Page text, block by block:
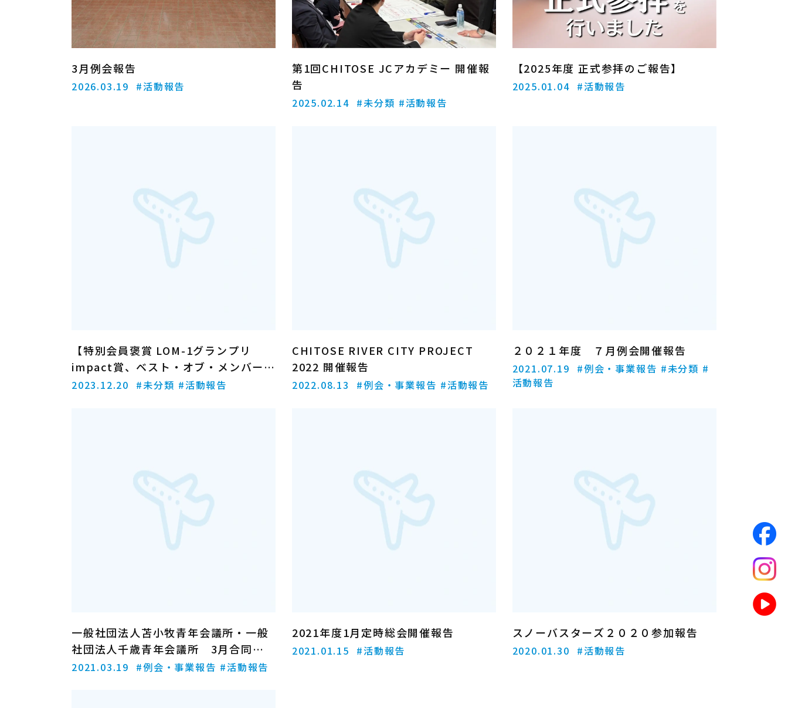
3月例会報告
2026.03.19 #活動報告
第1回CHITOSE JCアカデミー 開催報
告
2025.02.14 #未分類 #活動報告
【2025年度 正式参拝のご報告】
2025.01.04 #活動報告
【特別会員褒賞 LOM-1グランプリ
impact賞、ベスト・オブ・メンバー
賞、年間MVP 褒賞者発表の報告】
2023.12.20 #未分類 #活動報告
CHITOSE RIVER CITY PROJECT
2022 開催報告
2022.08.13 #例会・事業報告 #活動報告
２０２１年度 ７月例会開催報告
2021.07.19 #例会・事業報告 #未分類 #
活動報告
一般社団法人苫小牧青年会議所・一般
社団法人千歳青年会議所 3月合同例
会開催報告
2021.03.19 #例会・事業報告 #活動報告
2021年度1月定時総会開催報告
2021.01.15 #活動報告
スノーバスターズ２０２０参加報告
2020.01.30 #活動報告